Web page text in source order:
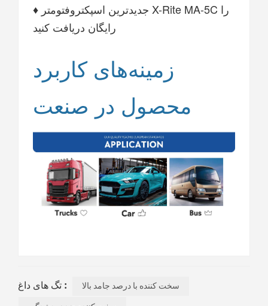
♦ جدیدترین اسپکتروفتومتر X-Rite MA-5C را
رایگان دریافت کنید
زمینه‌های کاربرد
محصول در صنعت
تگ های داغ :
سخت کننده با درصد جامد بالا